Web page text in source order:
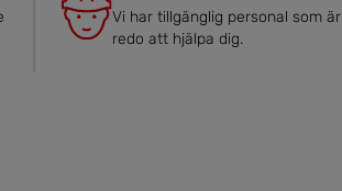
Vi har tillgänglig personal som är
redo att hjälpa dig.